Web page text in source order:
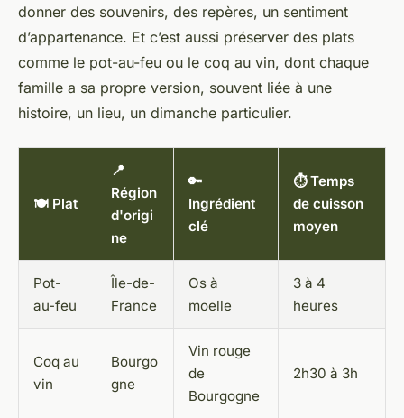
donner des souvenirs, des repères, un sentiment
d’appartenance. Et c’est aussi préserver des plats
comme le pot-au-feu ou le coq au vin, dont chaque
famille a sa propre version, souvent liée à une
histoire, un lieu, un dimanche particulier.
🍽️ Plat
📍
Région
d'origi
ne
🔑
Ingrédient
clé
⏱️ Temps
de cuisson
moyen
Pot-
au-feu
Île-de-
France
Os à
moelle
3 à 4
heures
Coq au
vin
Bourgo
gne
Vin rouge
de
Bourgogne
2h30 à 3h